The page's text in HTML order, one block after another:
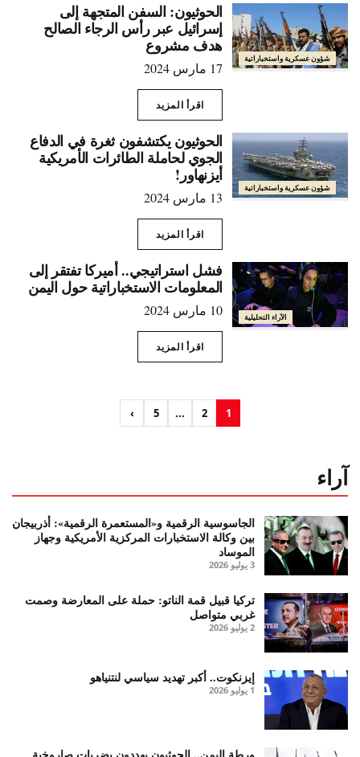
شؤون عسكرية واستخباراتية
الحوثيون: السفن المتجهة إلى
إسرائيل عبر رأس الرجاء الصالح
هدف مشروع
17 مارس 2024
اقرأ المزيد
شؤون عسكرية واستخباراتية
الحوثيون يكتشفون ثغرة في الدفاع
الجوي لحاملة الطائرات الأمريكية
أيزنهاور!
13 مارس 2024
اقرأ المزيد
الآراء التحليلية
فشل استراتيجي.. أميركا تفتقر إلى
المعلومات الاستخباراتية حول اليمن
10 مارس 2024
اقرأ المزيد
1
2
...
5
›
آراء
الجاسوسية الرقمية و«المستعمرة الرقمية»: أذربيجان
بين وكالة الاستخبارات المركزية الأمريكية وجهاز
الموساد
3 يوليو 2026
تركيا قبيل قمة الناتو: حملة على المعارضة وصمت
غربي متواصل
2 يوليو 2026
إيزنكوت.. أكبر تهديد سياسي لنتنياهو
1 يوليو 2026